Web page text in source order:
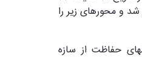
شد و محورهای زیر را
حفاظت از سازه